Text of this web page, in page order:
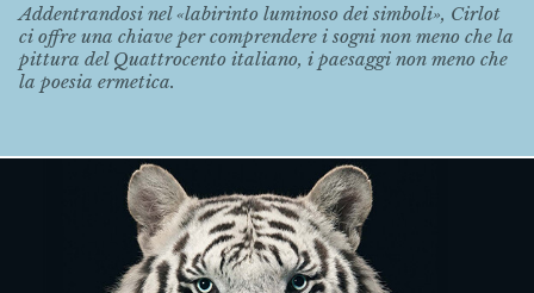
Addentrandosi nel «labirinto luminoso dei simboli», Cirlot
ci offre una chiave per comprendere i sogni non meno che la
pittura del Quattrocento italiano, i paesaggi non meno che
la poesia ermetica.